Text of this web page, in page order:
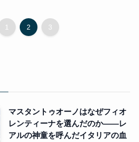
1 2 3
マスタントゥオーノはなぜフィオ
レンティーナを選んだのか――レ
アルの神童を呼んだイタリアの血